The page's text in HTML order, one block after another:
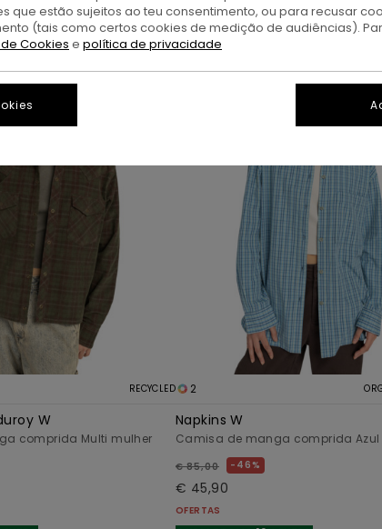
RECYCLED
W
comprida Multi mulher
2
Napkins W
Camisa de manga comprida Azul
€ 85,00 46%
€ 45,90
OFERTAS
que estão sujeitos ao teu consentimento, ou para recusar
(tais como certos cookies de medição de audiências).
Cookies e política de privacidade